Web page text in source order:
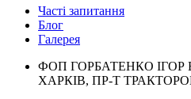
Часті запитання
Блог
Галерея
ФОП ГОРБАТЕНКО
ХАРКІВ, ПР-Т